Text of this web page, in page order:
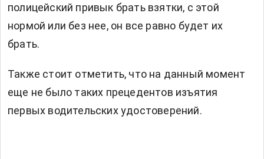
полицейский привык брать взятки, с этой
нормой или без нее, он все равно будет их
брать.
Также стоит отметить, что на данный момент
еще не было таких прецедентов изъятия
первых водительских удостоверений.